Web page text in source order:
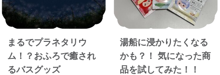
まるでプラネタリウ
ム！？おふろで癒され
るバスグッズ
湯船に浸かりたくなる
かも？！ 気になった商
品を試してみた！！